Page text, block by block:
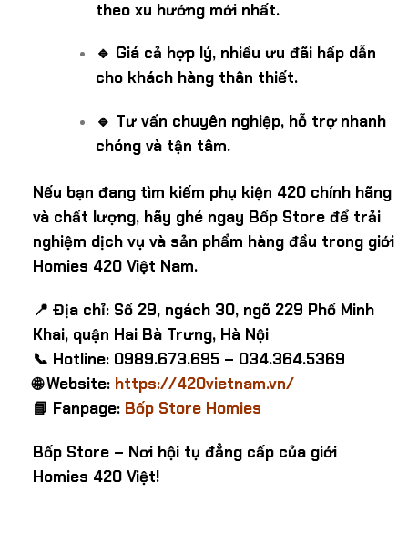
theo xu hướng mới nhất.
🔹 Giá cả hợp lý, nhiều ưu đãi hấp dẫn
cho khách hàng thân thiết.
🔹 Tư vấn chuyên nghiệp, hỗ trợ nhanh
chóng và tận tâm.
Nếu bạn đang tìm kiếm phụ kiện 420 chính hãng
và chất lượng, hãy ghé ngay Bốp Store để trải
nghiệm dịch vụ và sản phẩm hàng đầu trong giới
Homies 420 Việt Nam.
📍 Địa chỉ: Số 29, ngách 30, ngõ 229 Phố Minh
Khai, quận Hai Bà Trưng, Hà Nội
📞 Hotline: 0989.673.695 – 034.364.5369
🌐 Website: https://420vietnam.vn/
📘 Fanpage: Bốp Store Homies
Bốp Store – Nơi hội tụ đẳng cấp của giới
Homies 420 Việt!